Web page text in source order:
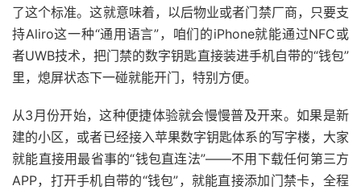
了这个标准。这就意味着，以后物业或者门禁厂商，只要支
持Aliro这一种“通用语言”，咱们的iPhone就能通过NFC或
者UWB技术，把门禁的数字钥匙直接装进手机自带的“钱包”
里，熄屏状态下一碰就能开门，特别方便。
从3月份开始，这种便捷体验就会慢慢普及开来。如果是新
建的小区，或者已经接入苹果数字钥匙体系的写字楼，大家
就能直接用最省事的“钱包直连法”——不用下载任何第三方
APP，打开手机自带的“钱包”，就能直接添加门禁卡，全程